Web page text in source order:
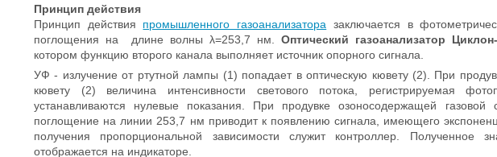
Принцип действия
Принцип действия промышленного газоанализатора заключается в
поглощения на длине волны λ=253,7 нм. Оптический газоанализатор
котором функцию второго канала выполняет источник опорного сигнала.
УФ - излучение от ртутной лампы (1) попадает в оптическую кювету (2). При
кювету (2) величина интенсивности светового потока, регистрируемая
устанавливаются нулевые показания. При продувке озоносодержащей
поглощение на линии 253,7 нм приводит к появлению сигнала, имеющего
получения пропорциональной зависимости служит контроллер. Полученное
отображается на индикаторе.